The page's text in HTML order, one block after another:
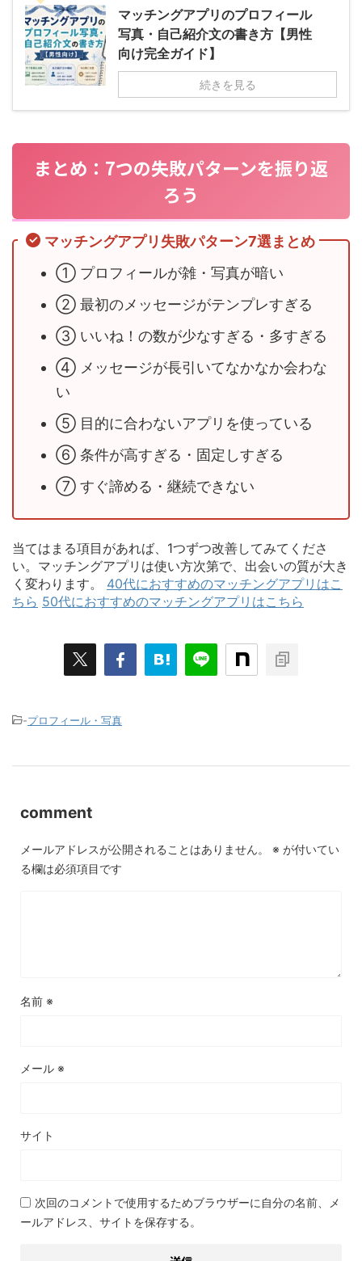
マッチングアプリのプロフィール
写真・自己紹介文の書き方【男性
向け完全ガイド】
続きを見る
まとめ：7つの失敗パターンを振り返
ろう
マッチングアプリ失敗パターン7選まとめ
① プロフィールが雑・写真が暗い
② 最初のメッセージがテンプレすぎる
③ いいね！の数が少なすぎる・多すぎる
④ メッセージが長引いてなかなか会わな
い
⑤ 目的に合わないアプリを使っている
⑥ 条件が高すぎる・固定しすぎる
⑦ すぐ諦める・継続できない
当てはまる項目があれば、1つずつ改善してみてくださ
い。マッチングアプリは使い方次第で、出会いの質が大き
く変わります。 40代におすすめのマッチングアプリはこ
ちら 50代におすすめのマッチングアプリはこちら
-プロフィール・写真
comment
メールアドレスが公開されることはありません。 ※ が付いてい
る欄は必須項目です
名前 ※
メール ※
サイト
次回のコメントで使用するためブラウザーに自分の名前、メ
ールアドレス、サイトを保存する。